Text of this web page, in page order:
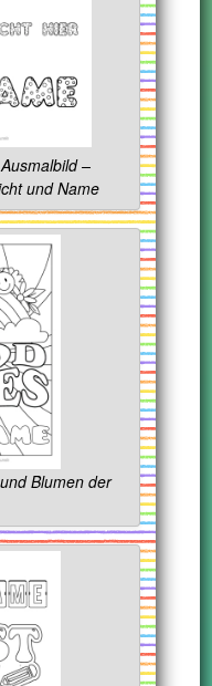
–
und Name
Blumen der